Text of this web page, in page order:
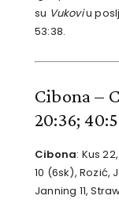
su Vukoviu
53:38.
Cibona –
20:36;
Cibona: Kus
10 (6sk), Rozić,
Janning 11,